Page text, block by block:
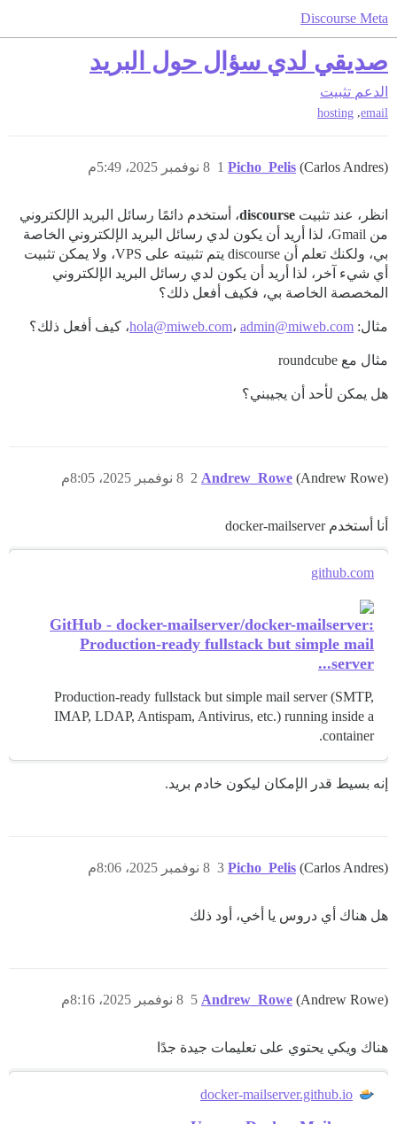
Discourse Meta
صديقي لدي سؤال حول البريد
الدعم تثبيت
email
,
hosting
Picho_Pelis (Carlos Andres) 8 نوفمبر 2025، 5:49م 1
انظر، عند تثبيت discourse، أستخدم دائمًا رسائل البريد الإلكتروني
من Gmail، لذا أريد أن يكون لدي رسائل البريد الإلكتروني الخاصة
بي، ولكنك تعلم أن discourse يتم تثبيته على VPS، ولا يمكن تثبيت
أي شيء آخر، لذا أريد أن يكون لدي رسائل البريد الإلكتروني
المخصصة الخاصة بي، فكيف أفعل ذلك؟
مثال: hola@miweb.com، admin@miweb.com ، كيف أفعل ذلك؟
مثال مع roundcube
هل يمكن لأحد أن يجيبني؟
Andrew_Rowe (Andrew Rowe) 8 نوفمبر 2025، 8:05م 2
أنا أستخدم docker-mailserver
github.com
GitHub - docker-mailserver/docker-mailserver:
Production-ready fullstack but simple mail
server...
Production-ready fullstack but simple mail server (SMTP,
IMAP, LDAP, Antispam, Antivirus, etc.) running inside a
container.
إنه بسيط قدر الإمكان ليكون خادم بريد.
Picho_Pelis (Carlos Andres) 8 نوفمبر 2025، 8:06م 3
هل هناك أي دروس يا أخي، أود ذلك
Andrew_Rowe (Andrew Rowe) 8 نوفمبر 2025، 8:16م 5
هناك ويكي يحتوي على تعليمات جيدة جدًا
docker-mailserver.github.io